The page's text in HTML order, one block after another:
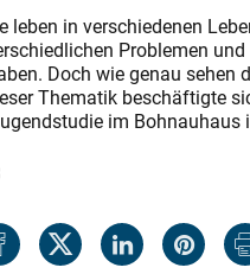
leben in verschiedenen
Problemen und
Doch wie genau sehen
Thematik beschäftigte
im Bohnauhaus